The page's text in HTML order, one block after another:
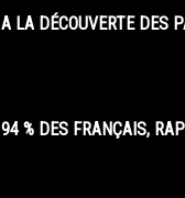
A LA DÉCOUVERTE DES
94 % DES FRANÇAIS,